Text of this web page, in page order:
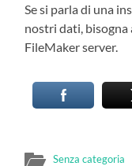
Se si parla di una
nostri dati, bisogna
FileMaker server.
Senza categoria